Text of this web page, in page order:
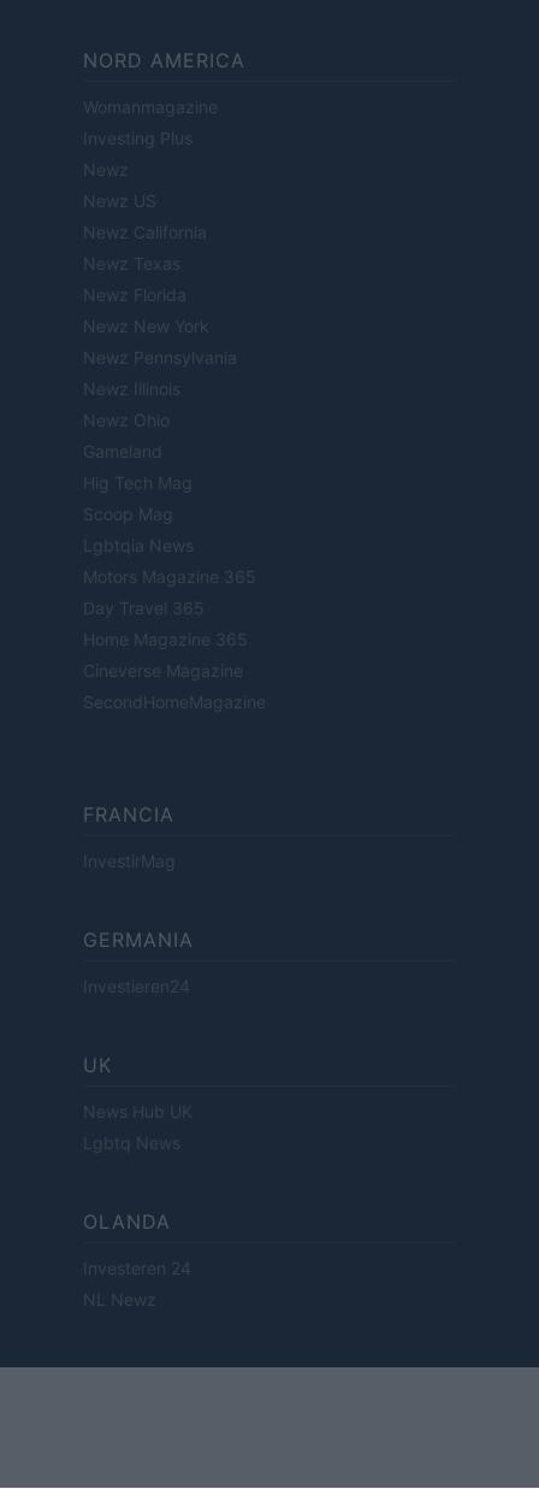
NORD AMERICA
Womanmagazine
Investing Plus
Newz
Newz US
Newz California
Newz Texas
Newz Florida
Newz New York
Newz Pennsylvania
Newz Illinois
Newz Ohio
Gameland
Hig Tech Mag
Scoop Mag
Lgbtqia News
Motors Magazine 365
Day Travel 365
Home Magazine 365
Cineverse Magazine
SecondHomeMagazine
FRANCIA
InvestirMag
GERMANIA
Investieren24
UK
News Hub UK
Lgbtq News
OLANDA
Investeren 24
NL Newz